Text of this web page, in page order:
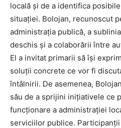
locală și de a identifica
situației. Bolojan, recunoscut
administrația publică, a
deschis și a colaborării între
El a invitat primarii să își
soluții concrete ce vor fi
întâlnirii. De asemenea,
său de a sprijini inițiativele ce
funcționare a administrației
serviciilor publice.